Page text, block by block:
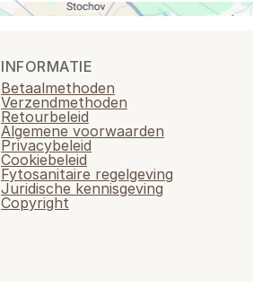
INFORMATIE
Betaalmethoden
Verzendmethoden
Retourbeleid
Algemene voorwaarden
Privacybeleid
Cookiebeleid
Fytosanitaire regelgeving
Juridische kennisgeving
Copyright